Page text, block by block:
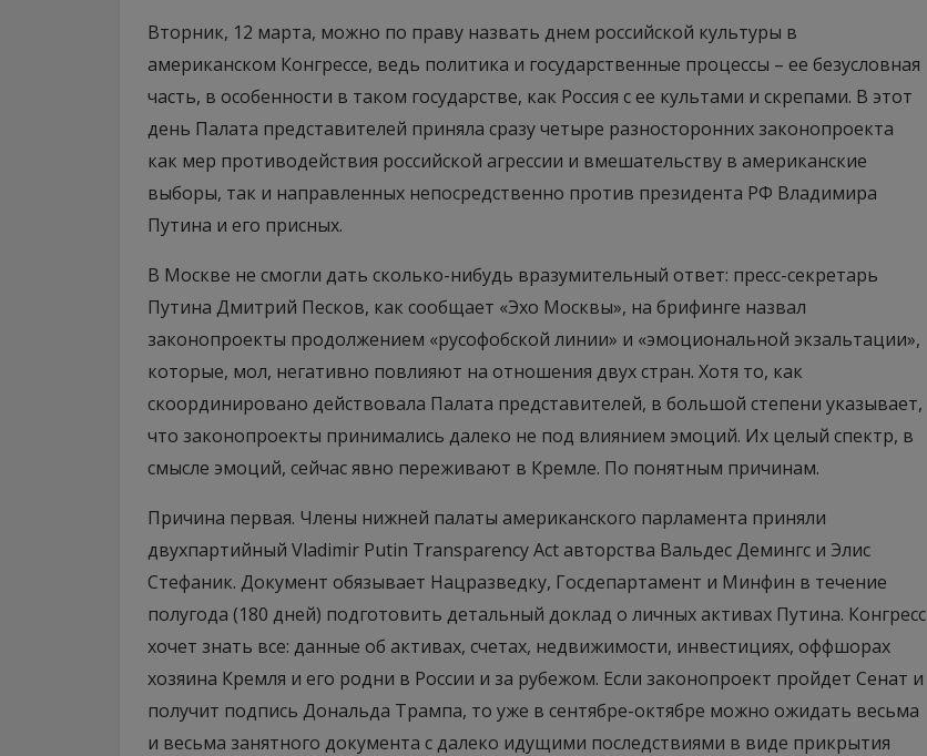
Вторник, 12 марта, можно по праву назвать днем российской культуры в
американском Конгрессе, ведь политика и государственные процессы – ее безусловная
часть, в особенности в таком государстве, как Россия с ее культами и скрепами. В этот
день Палата представителей приняла сразу четыре разносторонних законопроекта
как мер противодействия российской агрессии и вмешательству в американские
выборы, так и направленных непосредственно против президента РФ Владимира
Путина и его присных.
В Москве не смогли дать сколько-нибудь вразумительный ответ: пресс-секретарь
Путина Дмитрий Песков, как сообщает «Эхо Москвы», на брифинге назвал
законопроекты продолжением «русофобской линии» и «эмоциональной экзальтации»,
которые, мол, негативно повлияют на отношения двух стран. Хотя то, как
скоординировано действовала Палата представителей, в большой степени указывает,
что законопроекты принимались далеко не под влиянием эмоций. Их целый спектр, в
смысле эмоций, сейчас явно переживают в Кремле. По понятным причинам.
Причина первая. Члены нижней палаты американского парламента приняли
двухпартийный Vladimir Putin Transparency Act авторства Вальдес Демингс и Элис
Стефаник. Документ обязывает Нацразведку, Госдепартамент и Минфин в течение
полугода (180 дней) подготовить детальный доклад о личных активах Путина. Конгресс
хочет знать все: данные об активах, счетах, недвижимости, инвестициях, оффшорах
хозяина Кремля и его родни в России и за рубежом. Если законопроект пройдет Сенат и
получит подпись Дональда Трампа, то уже в сентябре-октябре можно ожидать весьма
и весьма занятного документа с далеко идущими последствиями в виде прикрытия